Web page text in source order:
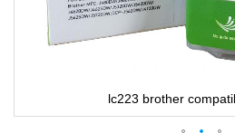
lc223 brother